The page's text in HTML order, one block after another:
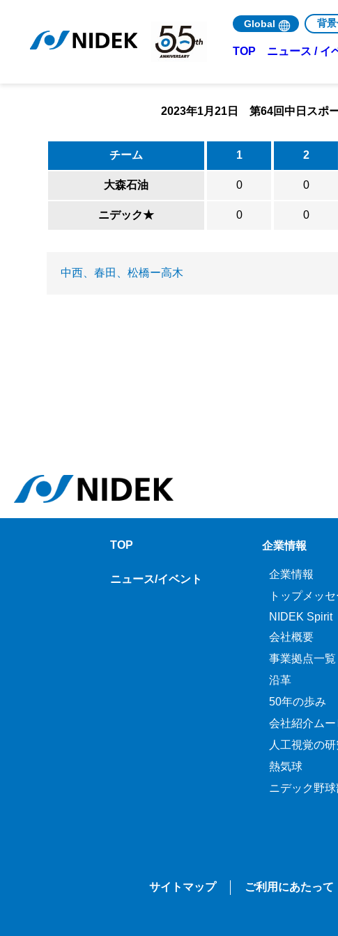
Global 背
TOP ニュース / イ
2023年1月21日 第64回中日スポ
チーム 1 2
大森石油 0 0
ニデック★ 0 0
中西、春田、松橋ー高木
TOP
ニュース/イベント
企業情報
企業情報
トップメッ
NIDEK Spirit
会社概要
事業拠点一覧
沿革
50年の歩み
会社紹介ムー
人工視覚の
熱気球
ニデック野球
サイトマップ ご利用にあたって